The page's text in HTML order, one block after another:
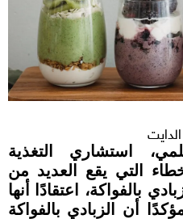
استشاري التغذية
التي يقع العديد من
بالفواكة، اعتقادًا أنها
أن الزبادي بالفواكة